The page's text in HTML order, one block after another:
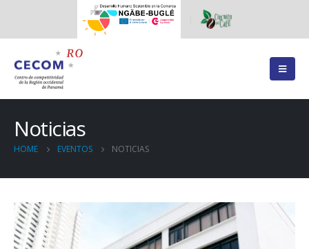
Noticias
HOME EVENTOS NOTICIAS